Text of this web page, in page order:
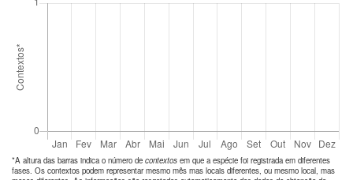
*A altura das barras indica o número de contextos em que a espécie foi registrada em diferentes
fases. Os contextos podem representar mesmo mês mas locais diferentes, ou mesmo local, mas